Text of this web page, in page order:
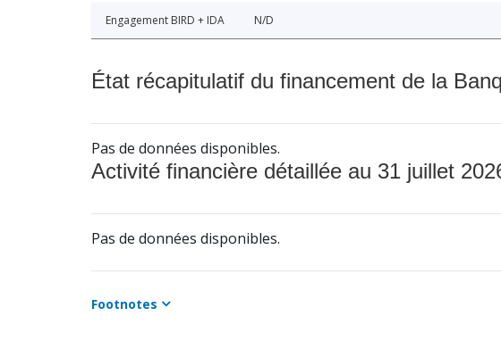
Engagement BIRD + IDA N/D
État récapitulatif du financement de la
Pas de données disponibles.
Activité financière détaillée au 31 juillet
Pas de données disponibles.
Footnotes